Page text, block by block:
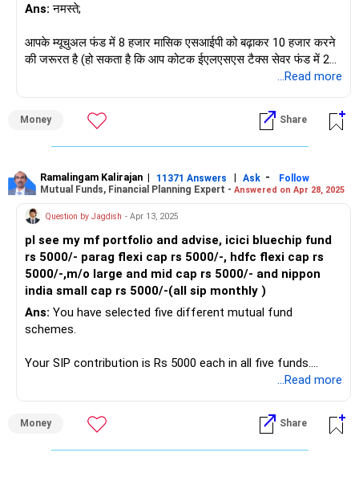
Ans: नमस्ते;
आपके म्यूचुअल फंड में 8 हजार मासिक एसआईपी को बढ़ाकर 10 हजार करने
की जरूरत है (हो सकता है कि आप कोटक ईएलएसएस टैक्स सेवर फंड में 2
पीपीएफ और अन्य निवेश योजना के अनुसार जारी रहना चाहिए।
इससे यह सुनिश्चित होगा कि आपका एमएफ कॉर्पस + पीपीएफ 12 वर्षों में 60
एलआईसी पॉलिसी परिपक्वता राशि और एनपीडी बोनस होगी।
फंड अच्छे हैं। बदलाव की जरूरत नहीं है।
हैप्पी इन्वेस्टिंग;
...Read more
Money Share
Ramalingam Kalirajan | 11371 Answers | Ask -
Follow
Mutual Funds, Financial Planning Expert - Answered on Apr 28, 2025
Question by Jagdish - Apr 13, 2025
pl see my mf portfolio and advise, icici bluechip fund
rs 5000/- parag flexi cap rs 5000/-, hdfc flexi cap rs
5000/-,m/o large and mid cap rs 5000/- and nippon
india small cap rs 5000/-(all sip monthly )
Ans: You have selected five different mutual fund
schemes.
Your SIP contribution is Rs 5000 each in all five funds.
Your portfolio is a mix of large cap, flexi cap, large and mid
cap, and small cap funds.
...Read more
Money Share